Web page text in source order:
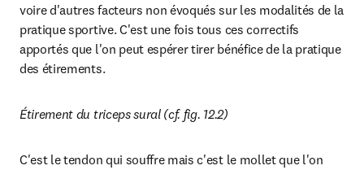
voire d'autres facteurs non évoqués sur les modalités de la
pratique sportive. C'est une fois tous ces correctifs
apportés que l'on peut espérer tirer bénéfice de la pratique
des étirements.
Étirement du triceps sural (cf. fig. 12.2)
C'est le tendon qui souffre mais c'est le mollet que l'on